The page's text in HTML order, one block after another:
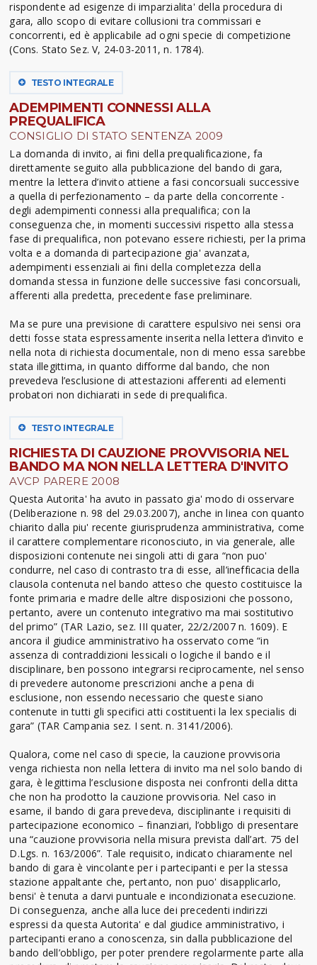
rispondente ad esigenze di imparzialita' della procedura di
gara, allo scopo di evitare collusioni tra commissari e
concorrenti, ed è applicabile ad ogni specie di competizione
(Cons. Stato Sez. V, 24-03-2011, n. 1784).
TESTO INTEGRALE
ADEMPIMENTI CONNESSI ALLA
PREQUALIFICA
CONSIGLIO DI STATO SENTENZA 2009
La domanda di invito, ai fini della prequalificazione, fa
direttamente seguito alla pubblicazione del bando di gara,
mentre la lettera d’invito attiene a fasi concorsuali successive
a quella di perfezionamento – da parte della concorrente -
degli adempimenti connessi alla prequalifica; con la
conseguenza che, in momenti successivi rispetto alla stessa
fase di prequalifica, non potevano essere richiesti, per la prima
volta e a domanda di partecipazione gia' avanzata,
adempimenti essenziali ai fini della completezza della
domanda stessa in funzione delle successive fasi concorsuali,
afferenti alla predetta, precedente fase preliminare.
Ma se pure una previsione di carattere espulsivo nei sensi ora
detti fosse stata espressamente inserita nella lettera d’invito e
nella nota di richiesta documentale, non di meno essa sarebbe
stata illegittima, in quanto difforme dal bando, che non
prevedeva l’esclusione di attestazioni afferenti ad elementi
probatori non dichiarati in sede di prequalifica.
TESTO INTEGRALE
RICHIESTA DI CAUZIONE PROVVISORIA NEL
BANDO MA NON NELLA LETTERA D'INVITO
AVCP PARERE 2008
Questa Autorita' ha avuto in passato gia' modo di osservare
(Deliberazione n. 98 del 29.03.2007), anche in linea con quanto
chiarito dalla piu' recente giurisprudenza amministrativa, come
il carattere complementare riconosciuto, in via generale, alle
disposizioni contenute nei singoli atti di gara “non puo'
condurre, nel caso di contrasto tra di esse, all’inefficacia della
clausola contenuta nel bando atteso che questo costituisce la
fonte primaria e madre delle altre disposizioni che possono,
pertanto, avere un contenuto integrativo ma mai sostitutivo
del primo” (TAR Lazio, sez. III quater, 22/2/2007 n. 1609). E
ancora il giudice amministrativo ha osservato come “in
assenza di contraddizioni lessicali o logiche il bando e il
disciplinare, ben possono integrarsi reciprocamente, nel senso
di prevedere autonome prescrizioni anche a pena di
esclusione, non essendo necessario che queste siano
contenute in tutti gli specifici atti costituenti la lex specialis di
gara” (TAR Campania sez. I sent. n. 3141/2006).
Qualora, come nel caso di specie, la cauzione provvisoria
venga richiesta non nella lettera di invito ma nel solo bando di
gara, è legittima l’esclusione disposta nei confronti della ditta
che non ha prodotto la cauzione provvisoria. Nel caso in
esame, il bando di gara prevedeva, disciplinante i requisiti di
partecipazione economico – finanziari, l’obbligo di presentare
una “cauzione provvisoria nella misura prevista dall’art. 75 del
D.Lgs. n. 163/2006”. Tale requisito, indicato chiaramente nel
bando di gara è vincolante per i partecipanti e per la stessa
stazione appaltante che, pertanto, non puo' disapplicarlo,
bensi' è tenuta a darvi puntuale e incondizionata esecuzione.
Di conseguenza, anche alla luce dei precedenti indirizzi
espressi da questa Autorita' e dal giudice amministrativo, i
partecipanti erano a conoscenza, sin dalla pubblicazione del
bando dell’obbligo, per poter prendere regolarmente parte alla